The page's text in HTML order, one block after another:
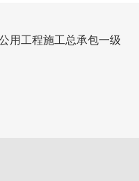
用工程施工总承包一级